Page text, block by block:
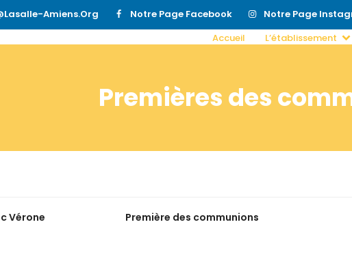
Amiens.org Notre Page Facebook
Notre Page
Accueil
L’établissement
Premières des
Vérone Première des communions